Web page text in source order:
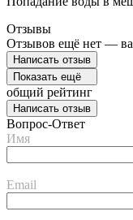
Отзывы
Отзывов ещё нет —
Написать отзыв
Показать ещё
общий рейтинг
Написать отзыв
Вопрос-Ответ
Имя
Email